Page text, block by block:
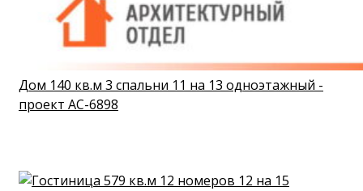
Дом 140 кв.м 3 спальни 11 на 13 одноэтажный -
проект АС-6898